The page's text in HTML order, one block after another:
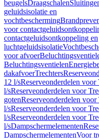
beugelsDraagschalen
geluidsisolatie en
vochtbescherming
voor
contactgeluidsontkoppeling en
luchtgeluidsisolatie
voor afvoer
Beluchtingsventielen
dakafvoerTrechters
12 l/sReserveonderdelen voor
l/sReserveonderdelen voor
gotenReserveonderdelen
l/sReserveonderdelen voor
l/sReserveonderdelen voor
l/sDampschermelementen
DampschermelementenVoor